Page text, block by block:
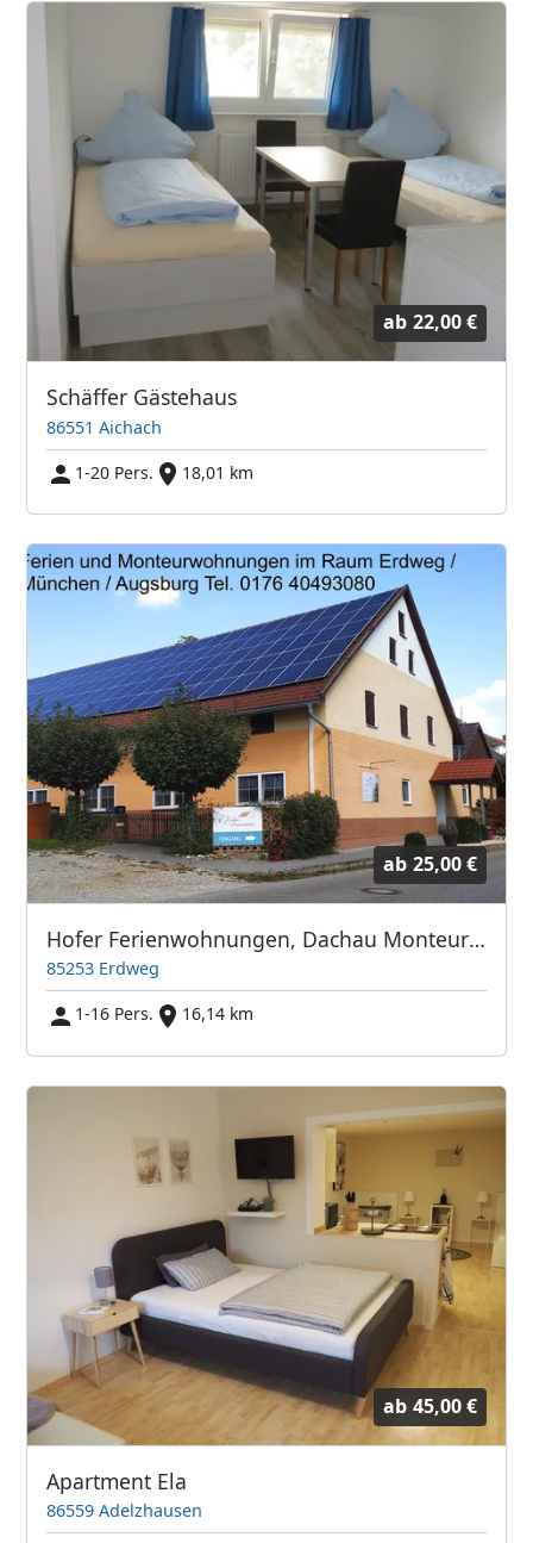
ab 22,00 €
Schäffer Gästehaus
86551 Aichach
1-20 Pers.
18,01 km
ab 25,00 €
Hofer Ferienwohnungen, Dachau Monteurwohnungen, im Raum Erdweg / Dachau / München / Augsburg
85253 Erdweg
1-16 Pers.
16,14 km
ab 45,00 €
Apartment Ela
86559 Adelzhausen